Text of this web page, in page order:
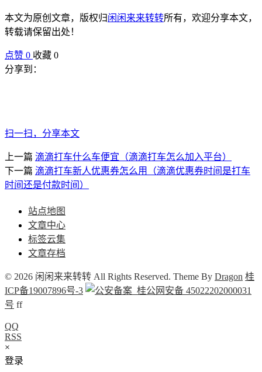
本文为原创文章，版权归闲闲来来转转所有，欢迎分享本文，
转载请保留出处！
点赞 0 收藏 0
分享到：
扫一扫，分享本文
上一篇 滴滴打车什么车便宜（滴滴打车怎么加入平台）
下一篇 滴滴打车新人优惠券怎么用（滴滴优惠券时间是打车
时间还是付款时间）
站点地图
文章中心
标签云集
文章存档
© 2026 闲闲来来转转 All Rights Reserved. Theme By Dragon 桂
ICP备19007896号-3
桂公网安备 45022202000031
号 ff
QQ
RSS
×
登录